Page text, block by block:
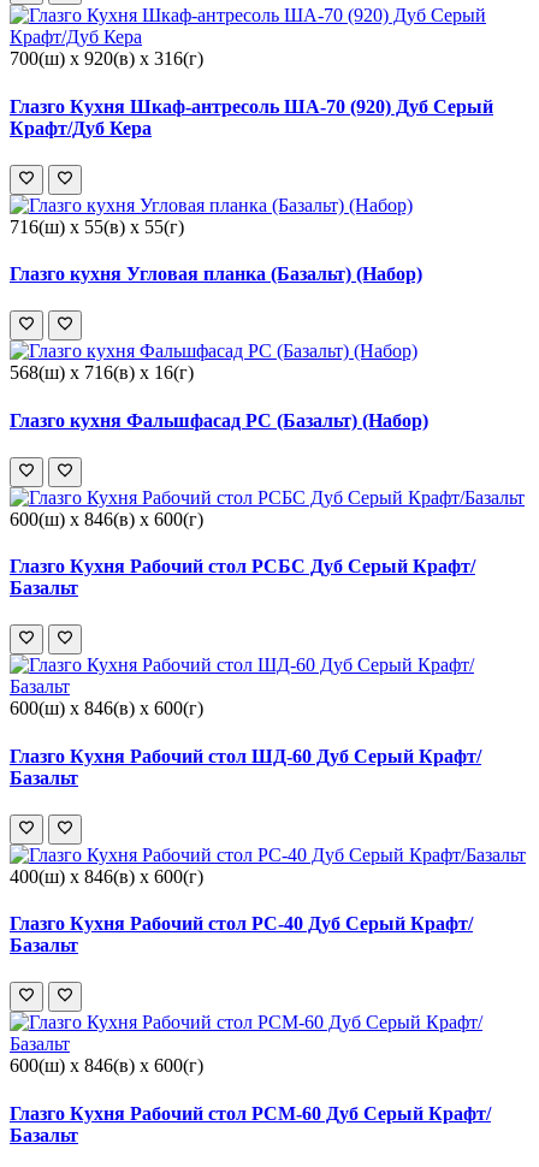
700(ш) x 920(в) x 316(г)
Глазго Кухня Шкаф-антресоль ША-70 (920) Дуб Серый
Крафт/Дуб Кера
716(ш) x 55(в) x 55(г)
Глазго кухня Угловая планка (Базальт) (Набор)
568(ш) x 716(в) x 16(г)
Глазго кухня Фальшфасад РС (Базальт) (Набор)
600(ш) x 846(в) x 600(г)
Глазго Кухня Рабочий стол РСБС Дуб Серый Крафт/
Базальт
600(ш) x 846(в) x 600(г)
Глазго Кухня Рабочий стол ШД-60 Дуб Серый Крафт/
Базальт
400(ш) x 846(в) x 600(г)
Глазго Кухня Рабочий стол РС-40 Дуб Серый Крафт/
Базальт
600(ш) x 846(в) x 600(г)
Глазго Кухня Рабочий стол РСМ-60 Дуб Серый Крафт/
Базальт